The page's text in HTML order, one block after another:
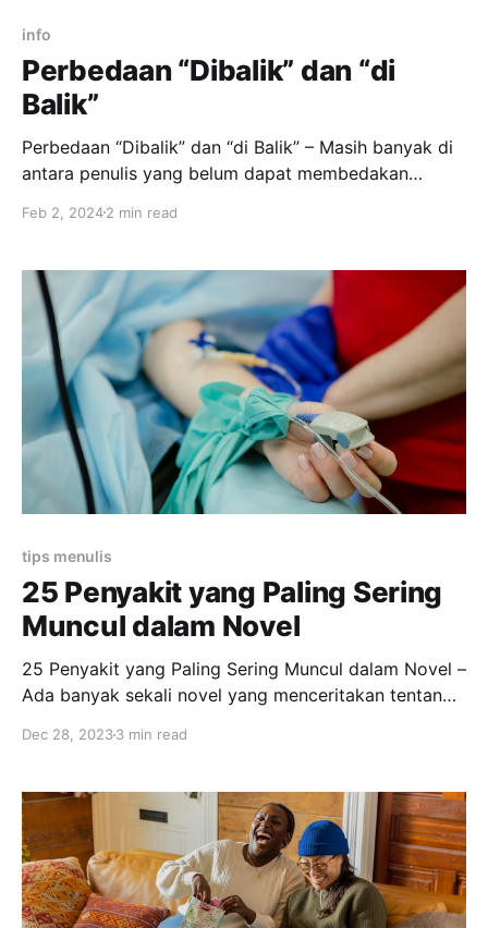
info
Perbedaan “Dibalik” dan “di
Balik”
Perbedaan “Dibalik” dan “di Balik” – Masih banyak di
antara penulis yang belum dapat membedakan
cara mudah membedakannya, dijamin langsung
Masih sering ketukar bedanya “dibalik” dan “di balik”?
Atau masih belum bisa membedakan awalan “di-” dan
kata
Feb 2, 20242 min read
tips menulis
25 Penyakit yang Paling Sering
Muncul dalam Novel
25 Penyakit yang Paling Sering Muncul dalam Novel –
Ada banyak sekali novel yang menceritakan tentang
dia berjuang dan menjadi sehat kembali. Selain itu,
kehidupan tokoh. Daftar Penyakit yang Sering Muncul
dalam Novel Berikut merupakan penyakit yang sering
muncul
Dec 28, 20233 min read